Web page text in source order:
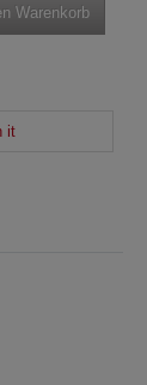
Warenkorb
it